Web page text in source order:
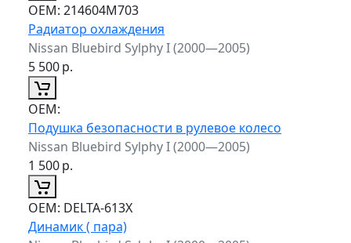
ОЕМ: 214604M703
Радиатор охлаждения
Nissan Bluebird Sylphy I (2000—2005)
5 500р.
ОЕМ:
Подушка безопасности в рулевое колесо
Nissan Bluebird Sylphy I (2000—2005)
1 500р.
ОЕМ: DELTA-613X
Динамик ( пара)